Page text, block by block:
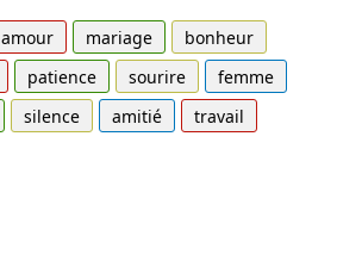
amour mariage
bonheur
patience sourire
femme
silence amitié
travail